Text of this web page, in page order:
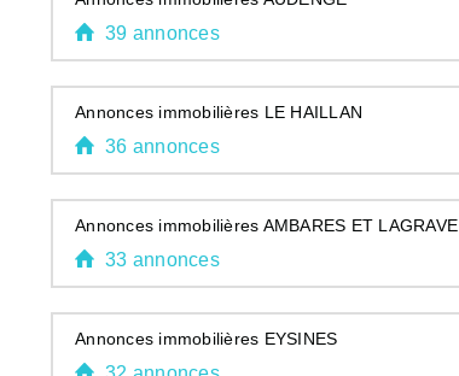
39 annonces
Annonces immobilières LE HAILLAN
36 annonces
Annonces immobilières AMBARES ET LAGRAVE
33 annonces
Annonces immobilières EYSINES